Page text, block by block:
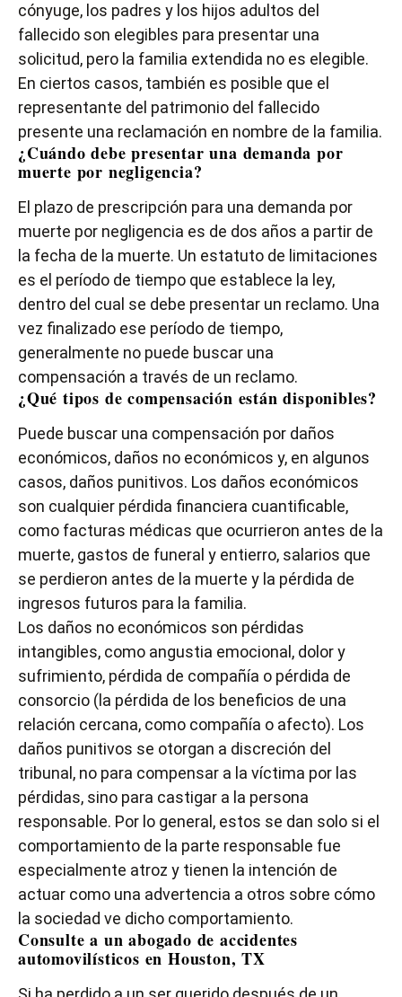
cónyuge, los padres y los hijos adultos del
fallecido son elegibles para presentar una
solicitud, pero la familia extendida no es elegible.
En ciertos casos, también es posible que el
representante del patrimonio del fallecido
presente una reclamación en nombre de la familia.
¿Cuándo debe presentar una demanda por
muerte por negligencia?
El plazo de prescripción para una demanda por
muerte por negligencia es de dos años a partir de
la fecha de la muerte. Un estatuto de limitaciones
es el período de tiempo que establece la ley,
dentro del cual se debe presentar un reclamo. Una
vez finalizado ese período de tiempo,
generalmente no puede buscar una
compensación a través de un reclamo.
¿Qué tipos de compensación están disponibles?
Puede buscar una compensación por daños
económicos, daños no económicos y, en algunos
casos, daños punitivos. Los daños económicos
son cualquier pérdida financiera cuantificable,
como facturas médicas que ocurrieron antes de la
muerte, gastos de funeral y entierro, salarios que
se perdieron antes de la muerte y la pérdida de
ingresos futuros para la familia.
Los daños no económicos son pérdidas
intangibles, como angustia emocional, dolor y
sufrimiento, pérdida de compañía o pérdida de
consorcio (la pérdida de los beneficios de una
relación cercana, como compañía o afecto). Los
daños punitivos se otorgan a discreción del
tribunal, no para compensar a la víctima por las
pérdidas, sino para castigar a la persona
responsable. Por lo general, estos se dan solo si el
comportamiento de la parte responsable fue
especialmente atroz y tienen la intención de
actuar como una advertencia a otros sobre cómo
la sociedad ve dicho comportamiento.
Consulte a un abogado de accidentes
automovilísticos en Houston, TX